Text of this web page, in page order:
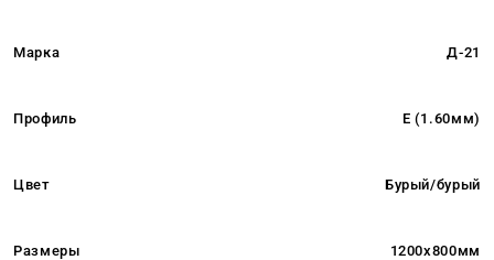
Марка Д-21
Профиль E (1.60мм)
Цвет Бурый/бурый
Размеры 1200x800мм